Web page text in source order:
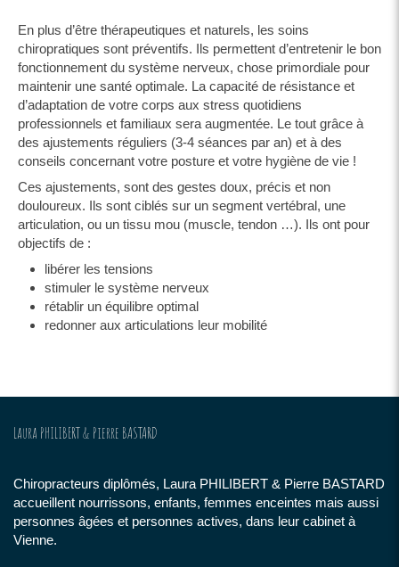
En plus d’être thérapeutiques et naturels, les soins
chiropratiques sont préventifs. Ils permettent d’entretenir le bon
fonctionnement du système nerveux, chose primordiale pour
maintenir une santé optimale. La capacité de résistance et
d’adaptation de votre corps aux stress quotidiens
professionnels et familiaux sera augmentée. Le tout grâce à
des ajustements réguliers (3-4 séances par an) et à des
conseils concernant votre posture et votre hygiène de vie !
Ces ajustements, sont des gestes doux, précis et non
douloureux. Ils sont ciblés sur un segment vertébral, une
articulation, ou un tissu mou (muscle, tendon …). Ils ont pour
objectifs de :
libérer les tensions
stimuler le système nerveux
rétablir un équilibre optimal
redonner aux articulations leur mobilité
Laura PHILIBERT & Pierre BASTARD
Chiropracteurs diplômés, Laura PHILIBERT & Pierre BASTARD
accueillent nourrissons, enfants, femmes enceintes mais aussi
personnes âgées et personnes actives, dans leur cabinet à
Vienne.